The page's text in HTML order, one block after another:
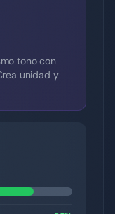
tono con
unidad y